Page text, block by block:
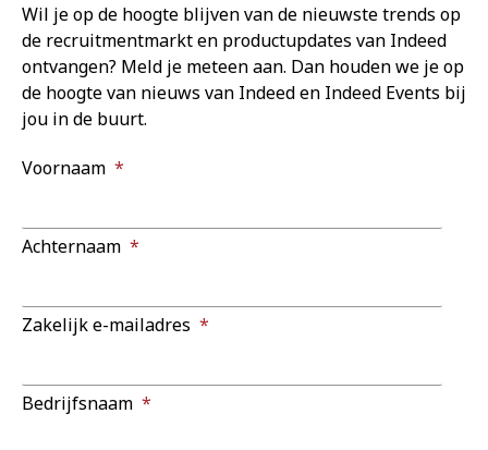
Wil je op de hoogte blijven van de nieuwste trends op
de recruitmentmarkt en productupdates van Indeed
ontvangen? Meld je meteen aan. Dan houden we je op
de hoogte van nieuws van Indeed en Indeed Events bij
jou in de buurt.
Voornaam *
Achternaam *
Zakelijk e-mailadres *
Bedrijfsnaam *